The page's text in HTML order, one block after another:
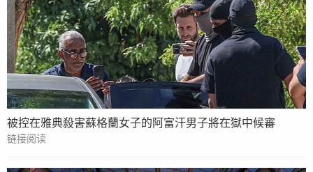
被控在雅典殺害蘇格蘭女子的阿富汗男子將在獄中候審
链接阅读